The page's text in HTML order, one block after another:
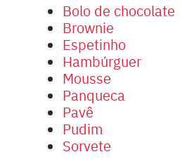
Bolo de chocolate
Brownie
Espetinho
Hambúrguer
Mousse
Panqueca
Pavê
Pudim
Sorvete